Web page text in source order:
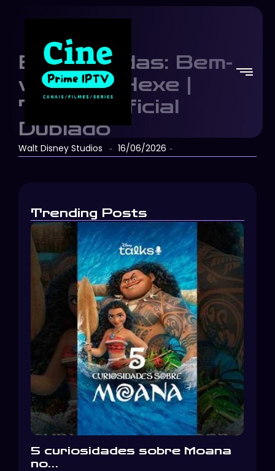
Enfeitiçadas: Bem-
vindos a Hexe |
Trailer Oficial
Dublado
Walt Disney Studios - 16/06/2026 -
Trending Posts
5 curiosidades sobre Moana
no…